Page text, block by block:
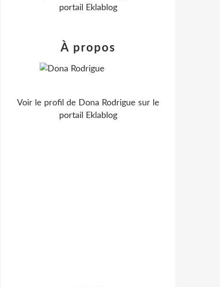
portail Eklablog
À propos
Voir le profil de Dona Rodrigue sur le
portail Eklablog